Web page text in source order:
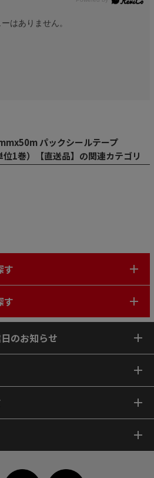
はありません。
パックシールテープ
1巻）【直送品】の関連カテゴリ
す
す
のお知らせ